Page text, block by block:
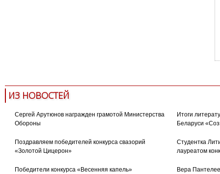
ИЗ НОВОСТЕЙ
Сергей Арутюнов награжден грамотой Министерства
Обороны
Итоги
Беларуси
Поздравляем победителей конкурса свазорий
«Золотой Цицерон»
Студентка
лауреатом
Победители конкурса «Весенняя капель»
Вера